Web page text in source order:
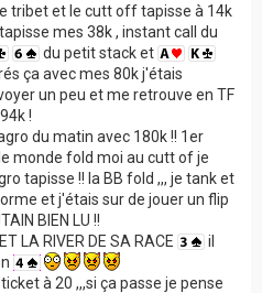
tribet et le cutt off tapisse à 14k
mes 38k , instant call du
du petit stack et
ça avec mes 80k j'étais
un peu et me retrouve en TF
!
du matin avec 180k !! 1er
monde fold moi au cutt of je
tapisse !! la BB fold ,,, je tank et
et j'étais sur de jouer un flip
BIEN LU !!
ET LA RIVER DE SA RACE
il
à 20 ,,,si ça passe je pense